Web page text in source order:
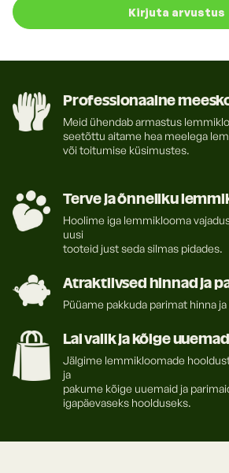
Sydeco, Prantsusmaa.
Kirjuta arvustus
Terve ja õnneliku
Hoolime iga lemmiklooma
uusi
tooteid just seda silmas pidades.
Atraktiivsed hinnad ja
Püüame pakkuda parimat hinna
Lai valik ja kõige
Jälgime lemmikloomade
ja
pakume kõige uuemaid ja
igapäevaseks hoolduseks.
Professionaalne
Meid ühendab armastus
seetõttu aitame hea meelega
või toitumise küsimustes.